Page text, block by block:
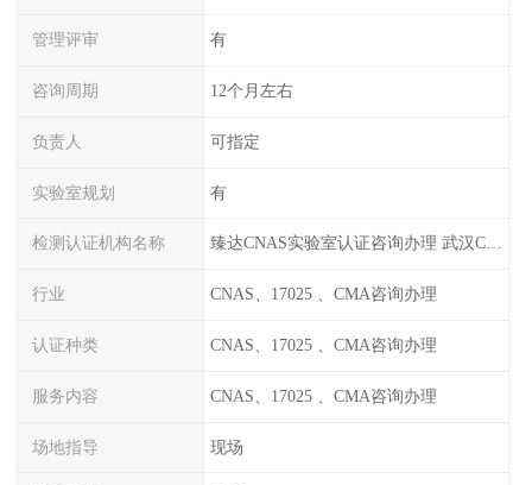
管理评审 有
咨询周期 12个月左右
负责人 可指定
实验室规划 有
检测认证机构名称 臻达CNAS实验室认证咨询办理 武汉CNAS实验室认可办理
行业 CNAS、17025 、CMA咨询办理
认证种类 CNAS、17025 、CMA咨询办理
服务内容 CNAS、17025 、CMA咨询办理
场地指导 现场